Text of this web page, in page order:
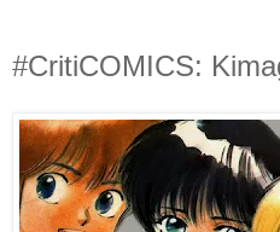
#CritiCOMICS: